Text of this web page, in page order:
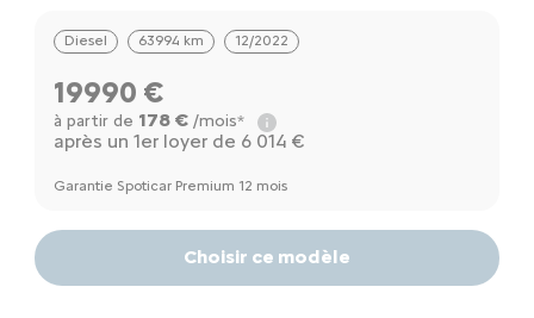
Diesel 63994 km 12/2022
19990 €
à partir de 178 €/mois*
après un 1er loyer de 6 014 €
Garantie Spoticar Premium 12 mois
Choisir ce modèle